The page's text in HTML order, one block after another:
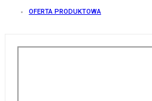
OFERTA PRODUKTOWA